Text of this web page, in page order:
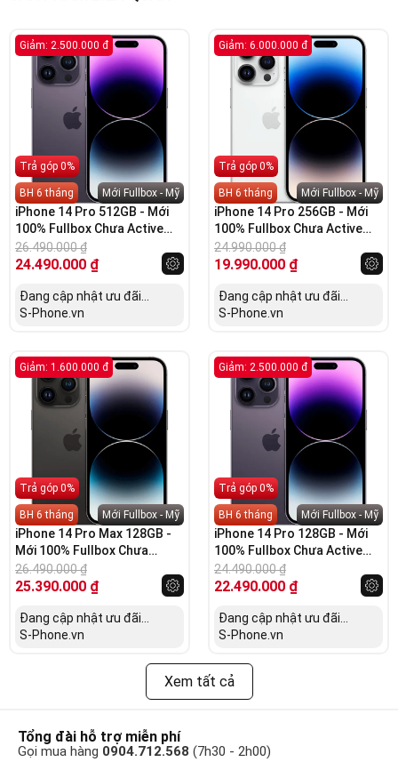
Giảm: 2.500.000 đ
Trả góp 0%
BH 6 tháng Mới Fullbox - Mỹ
iPhone 14 Pro 512GB - Mới
100% Fullbox Chưa Active
(Mỹ)
26.490.000₫
24.490.000 ₫
Đang cập nhật ưu đãi...
S-Phone.vn
Giảm: 6.000.000 đ
Trả góp 0%
BH 6 tháng Mới Fullbox - Mỹ
iPhone 14 Pro 256GB - Mới
100% Fullbox Chưa Active
CPO (Mỹ)
24.990.000₫
19.990.000 ₫
Đang cập nhật ưu đãi...
S-Phone.vn
Giảm: 1.600.000 đ
Trả góp 0%
BH 6 tháng Mới Fullbox - Mỹ
iPhone 14 Pro Max 128GB -
Mới 100% Fullbox Chưa
Active (Mỹ)
26.490.000₫
25.390.000 ₫
Đang cập nhật ưu đãi...
S-Phone.vn
Giảm: 2.500.000 đ
Trả góp 0%
BH 6 tháng Mới Fullbox - Mỹ
iPhone 14 Pro 128GB - Mới
100% Fullbox Chưa Active
(VN/A)
24.490.000₫
22.490.000 ₫
Đang cập nhật ưu đãi...
S-Phone.vn
Xem tất cả
Tổng đài hỗ trợ miễn phí
Gọi mua hàng 0904.712.568 (7h30 - 2h00)